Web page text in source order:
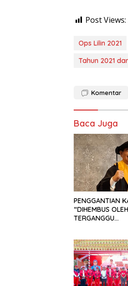
Post Views:
Ops Lilin 2021
Tahun 2021
Komentar
Baca Juga
PENGGANTIAN
“DIHEMBUS
TERGANGGU